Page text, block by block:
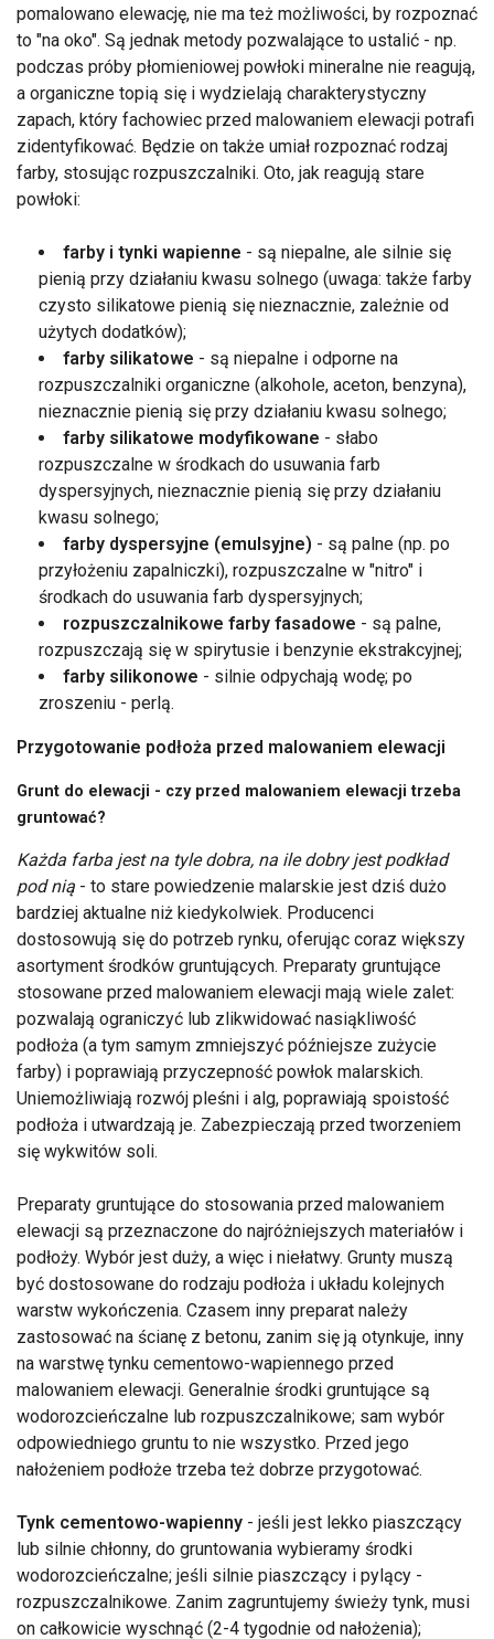
pomalowano elewację, nie ma też możliwości, by rozpoznać
to "na oko". Są jednak metody pozwalające to ustalić - np.
podczas próby płomieniowej powłoki mineralne nie reagują,
a organiczne topią się i wydzielają charakterystyczny
zapach, który fachowiec przed malowaniem elewacji potrafi
zidentyfikować. Będzie on także umiał rozpoznać rodzaj
farby, stosując rozpuszczalniki. Oto, jak reagują stare
powłoki:
farby i tynki wapienne - są niepalne, ale silnie się
pienią przy działaniu kwasu solnego (uwaga: także farby
czysto silikatowe pienią się nieznacznie, zależnie od
użytych dodatków);
farby silikatowe - są niepalne i odporne na
rozpuszczalniki organiczne (alkohole, aceton, benzyna),
nieznacznie pienią się przy działaniu kwasu solnego;
farby silikatowe modyfikowane - słabo
rozpuszczalne w środkach do usuwania farb
dyspersyjnych, nieznacznie pienią się przy działaniu
kwasu solnego;
farby dyspersyjne (emulsyjne) - są palne (np. po
przyłożeniu zapalniczki), rozpuszczalne w "nitro" i
środkach do usuwania farb dyspersyjnych;
rozpuszczalnikowe farby fasadowe - są palne,
rozpuszczają się w spirytusie i benzynie ekstrakcyjnej;
farby silikonowe - silnie odpychają wodę; po
zroszeniu - perlą.
Przygotowanie podłoża przed malowaniem elewacji
Grunt do elewacji - czy przed malowaniem elewacji trzeba
gruntować?
Każda farba jest na tyle dobra, na ile dobry jest podkład
pod nią - to stare powiedzenie malarskie jest dziś dużo
bardziej aktualne niż kiedykolwiek. Producenci
dostosowują się do potrzeb rynku, oferując coraz większy
asortyment środków gruntujących. Preparaty gruntujące
stosowane przed malowaniem elewacji mają wiele zalet:
pozwalają ograniczyć lub zlikwidować nasiąkliwość
podłoża (a tym samym zmniejszyć późniejsze zużycie
farby) i poprawiają przyczepność powłok malarskich.
Uniemożliwiają rozwój pleśni i alg, poprawiają spoistość
podłoża i utwardzają je. Zabezpieczają przed tworzeniem
się wykwitów soli.
Preparaty gruntujące do stosowania przed malowaniem
elewacji są przeznaczone do najróżniejszych materiałów i
podłoży. Wybór jest duży, a więc i niełatwy. Grunty muszą
być dostosowane do rodzaju podłoża i układu kolejnych
warstw wykończenia. Czasem inny preparat należy
zastosować na ścianę z betonu, zanim się ją otynkuje, inny
na warstwę tynku cementowo-wapiennego przed
malowaniem elewacji. Generalnie środki gruntujące są
wodorozcieńczalne lub rozpuszczalnikowe; sam wybór
odpowiedniego gruntu to nie wszystko. Przed jego
nałożeniem podłoże trzeba też dobrze przygotować.
Tynk cementowo-wapienny - jeśli jest lekko piaszczący
lub silnie chłonny, do gruntowania wybieramy środki
wodorozcieńczalne; jeśli silnie piaszczący i pylący -
rozpuszczalnikowe. Zanim zagruntujemy świeży tynk, musi
on całkowicie wyschnąć (2-4 tygodnie od nałożenia);